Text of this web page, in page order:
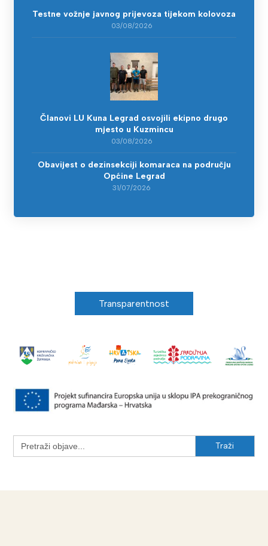
Testne vožnje javnog prijevoza tijekom kolovoza
03/08/2026
Članovi LU Kuna Legrad osvojili ekipno drugo
mjesto u Kuzmincu
03/08/2026
Obavijest o dezinsekciji komaraca na području
Općine Legrad
31/07/2026
Transparentnost
Search
for: